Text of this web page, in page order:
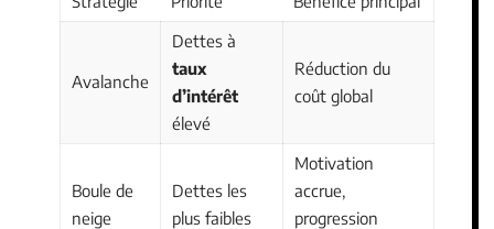
Avalanche
Dettes à
taux
d’intérêt
élevé
Réduction du
coût global
Boule de
neige
Dettes les
plus faibles
Motivation
accrue,
progression